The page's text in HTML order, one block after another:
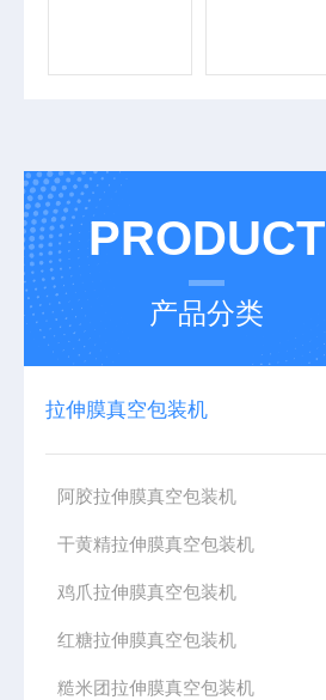
PRODUCT
产品分类
拉伸膜真空包装机
阿胶拉伸膜真空包装机
干黄精拉伸膜真空包装机
鸡爪拉伸膜真空包装机
红糖拉伸膜真空包装机
糙米团拉伸膜真空包装机